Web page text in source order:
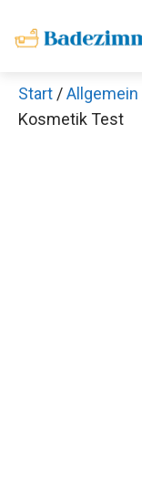
Inhalt
Start /Allgemein
Kosmetik Test